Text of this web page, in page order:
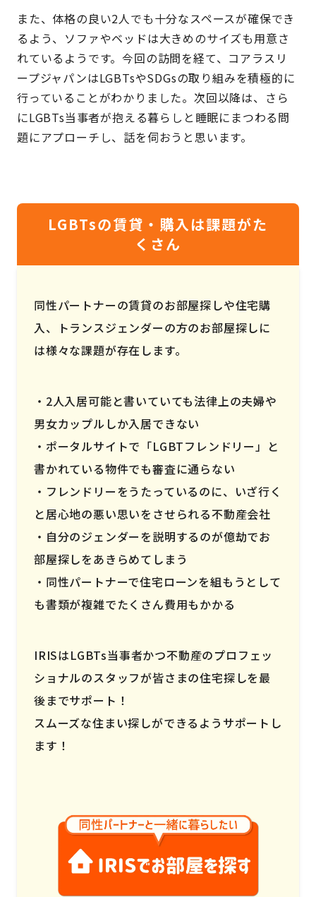
また、体格の良い2人でも十分なスペースが確保でき
るよう、ソファやベッドは大きめのサイズも用意さ
れているようです。今回の訪問を経て、コアラスリ
ープジャパンはLGBTsやSDGsの取り組みを積極的に
行っていることがわかりました。次回以降は、さら
にLGBTs当事者が抱える暮らしと睡眠にまつわる問
題にアプローチし、話を伺おうと思います。
LGBTsの賃貸・購入は課題がた
くさん
同性パートナーの賃貸のお部屋探しや住宅購
入、トランスジェンダーの方のお部屋探しに
は様々な課題が存在します。
2人入居可能と書いていても法律上の夫婦や
男女カップルしか入居できない
ポータルサイトで「LGBTフレンドリー」と
書かれている物件でも審査に通らない
フレンドリーをうたっているのに、いざ行く
と居心地の悪い思いをさせられる不動産会社
自分のジェンダーを説明するのが億劫でお
部屋探しをあきらめてしまう
同性パートナーで住宅ローンを組もうとして
も書類が複雑でたくさん費用もかかる
IRISはLGBTs当事者かつ不動産のプロフェッ
ショナルのスタッフが皆さまの住宅探しを最
後までサポート！
スムーズな住まい探しができるようサポートし
ます！